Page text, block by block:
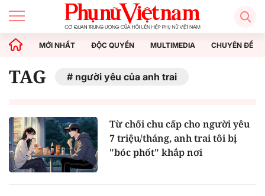
MỚI NHẤT ĐỘC QUYỀN MULTIMEDIA CHUYÊN ĐỀ
TAG người yêu của anh trai
Từ chối chu cấp cho người yêu
7 triệu/tháng, anh trai tôi bị
"bóc phốt" khắp nơi